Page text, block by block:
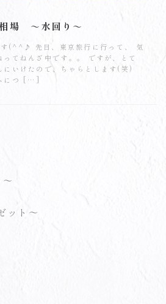
場 ～水回り～
(^^♪ 先日、東京旅行に行って、 気
てねんざ中です。。 ですが、とて
にいけたので、ちゃらとします(笑)
につ […]
ット～